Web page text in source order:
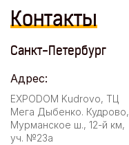
Контакты
Санкт-Петербург
Адрес:
EXPODOM Kudrovo, ТЦ
Мега Дыбенко. Кудрово,
Мурманское ш., 12-й км,
уч. №23а